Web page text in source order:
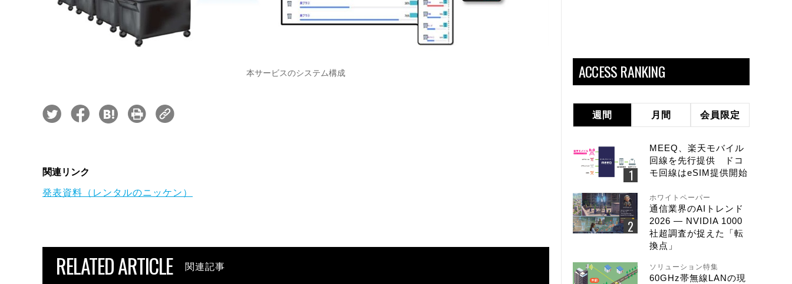
本サービスのシステム構成
関連リンク
発表資料（レンタルのニッケン）
RELATED ARTICLE 関連記事
ACCESS RANKING
週間 月間 会員限定
MEEQ、楽天モバイル
回線を先行提供 ドコ
モ回線はeSIM提供開始
ホワイトペーパー
通信業界のAIトレンド
2026 ― NVIDIA 1000
社超調査が捉えた「転
換点」
ソリューション特集
60GHz帯無線LANの現